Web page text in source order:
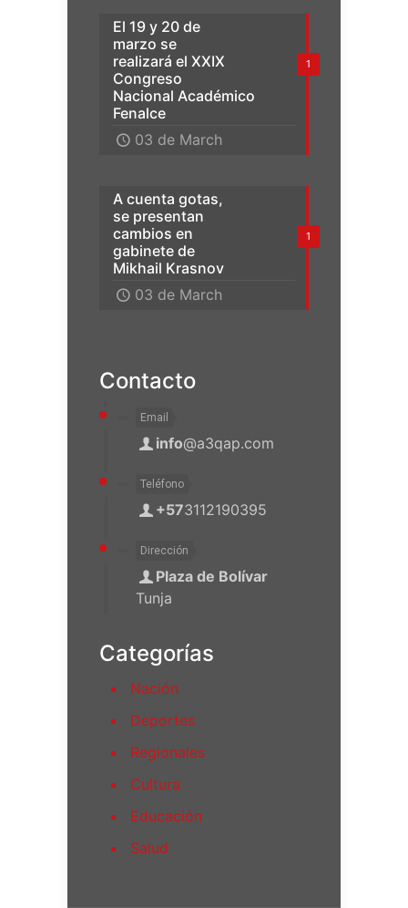
1
El 19 y 20 de
marzo se
realizará el XXIX
Congreso
Nacional Académico
Fenalce
03 de March
1
A cuenta gotas,
se presentan
cambios en
gabinete de
Mikhail Krasnov
03 de March
Contacto
Email
info@a3qap.com
Teléfono
+573112190395
Dirección
Plaza de Bolívar
Tunja
Categorías
Nación
Deportes
Regionales
Cultura
Educación
Salud